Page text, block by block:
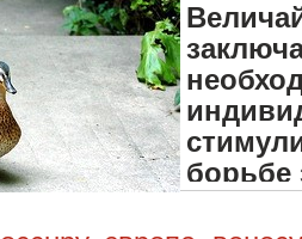
борьбе